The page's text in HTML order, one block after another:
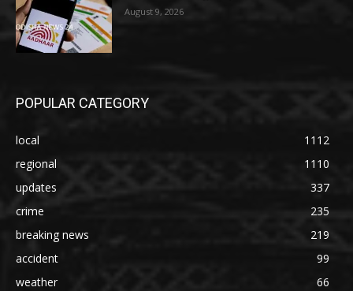
August 9, 2026
POPULAR CATEGORY
local
1112
regional
1110
updates
337
crime
235
breaking news
219
accident
99
weather
66